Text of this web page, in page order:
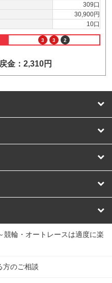
309口
30,900円
10口
3 3 2
金：2,310円
取手競輪場 宇都宮競輪場
輪・オートレースは適度に楽
方のご相談